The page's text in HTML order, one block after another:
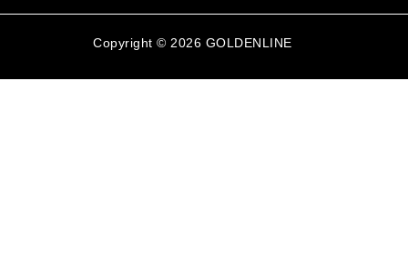
Copyright © 2026 GOLDENLINE